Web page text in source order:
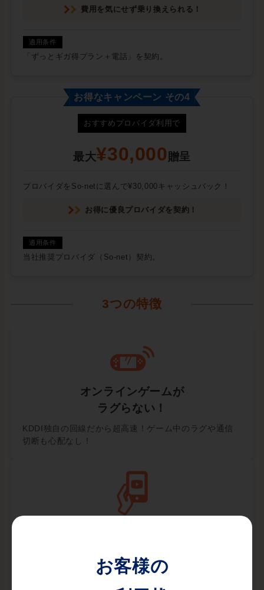
費用を気にせず乗り換えられる！
「ずっとギガ得プラン＋電話」を契約。
お得なキャンペーン その4
おすすめプロバイダ利用で
最大¥30,000 贈呈
プロバイダをSo-netに選んで¥30,000キャッシュバック！
お得に優良プロバイダを契約！
当社推奨プロバイダ（So-net）契約。
3つの特徴
オンラインゲームが
ラグらない！
KDDI独自の回線だから超高速！ゲーム中のラグや通信
切断も心配なし！
回線が高品質だから高画質でムービー視聴可能！動画フ
ァイルのDLもサクサク！